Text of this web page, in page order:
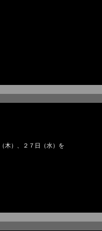
水）を